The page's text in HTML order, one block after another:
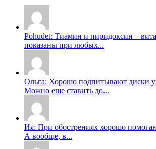
Pohudet: Тиамин и пиридоксин –
показаны при любых...
Ольга: Хорошо подпитывают диски
Можно еще ставить до...
Ия: При обострениях хорошо
А вообще, в...